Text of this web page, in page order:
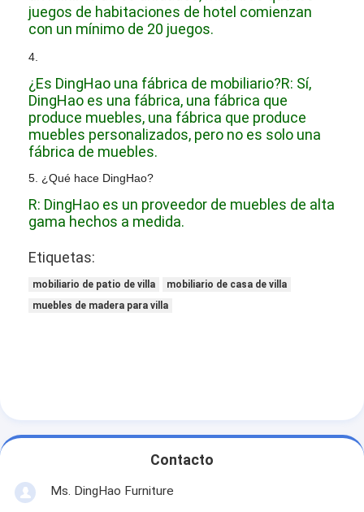
juegos de habitaciones de hotel comienzan
con un mínimo de 20 juegos.
4.
¿Es DingHao una fábrica de mobiliario?R: Sí,
DingHao es una fábrica, una fábrica que
produce muebles, una fábrica que produce
muebles personalizados, pero no es solo una
fábrica de muebles.
5. ¿Qué hace DingHao?
R: DingHao es un proveedor de muebles de alta
gama hechos a medida.
Etiquetas:
mobiliario de patio de villa
mobiliario de casa de villa
muebles de madera para villa
Contacto
Ms. DingHao Furniture